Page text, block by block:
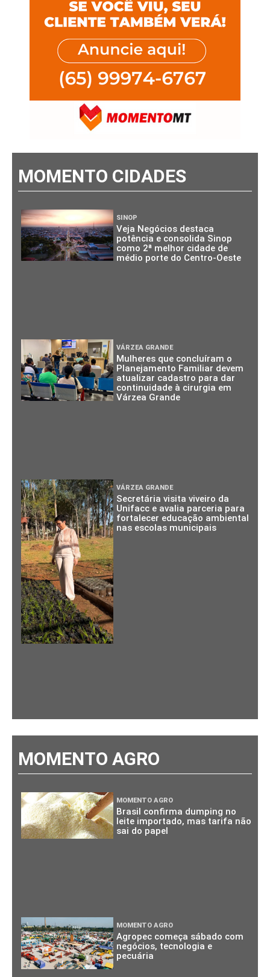
MOMENTO CIDADES
SINOP
Veja Negócios destaca
potência e consolida Sinop
como 2ª melhor cidade de
médio porte do Centro-Oeste
VÁRZEA GRANDE
Mulheres que concluíram o
Planejamento Familiar devem
atualizar cadastro para dar
continuidade à cirurgia em
Várzea Grande
VÁRZEA GRANDE
Secretária visita viveiro da
Unifacc e avalia parceria para
fortalecer educação ambiental
nas escolas municipais
MOMENTO AGRO
MOMENTO AGRO
Brasil confirma dumping no
leite importado, mas tarifa não
sai do papel
MOMENTO AGRO
Agropec começa sábado com
negócios, tecnologia e
pecuária